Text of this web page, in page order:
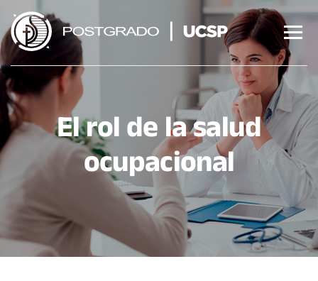
contenido
El rol de la salud
ocupacional